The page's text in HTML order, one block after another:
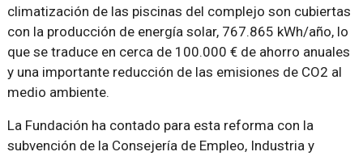
climatización de las piscinas del complejo son cubiertas
con la producción de energía solar, 767.865 kWh/año, lo
que se traduce en cerca de 100.000 € de ahorro anuales
y una importante reducción de las emisiones de CO2 al
medio ambiente.
La Fundación ha contado para esta reforma con la
subvención de la Consejería de Empleo, Industria y